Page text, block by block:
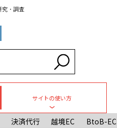
究・調査
サイトの使い方
Toggle submenu
決済代行 越境EC BtoB-EC